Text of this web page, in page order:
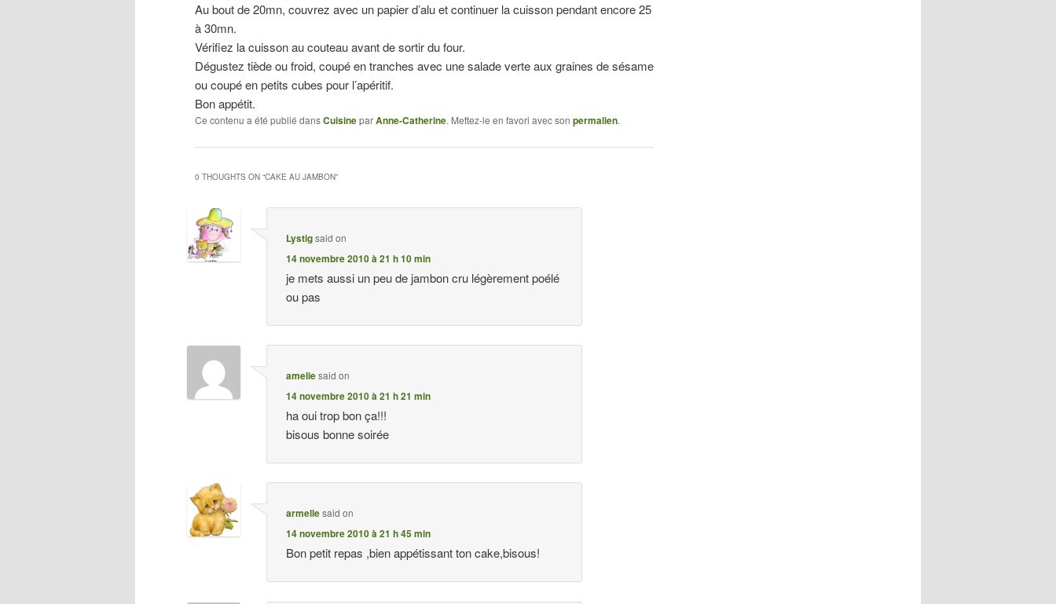
Au bout de 20mn, couvrez avec un papier d’alu et continuer la cuisson pendant encore 25
à 30mn.
Vérifiez la cuisson au couteau avant de sortir du four.
Dégustez tiède ou froid, coupé en tranches avec une salade verte aux graines de sésame
ou coupé en petits cubes pour l’apéritif.
Bon appétit.
Ce contenu a été publié dansCuisineparAnne-Catherine. Mettez-le en favori avec son permalien.
0 THOUGHTS ON “CAKE AU JAMBON”
Lystigsaid on
14 novembre 2010 à 21 h 10 min
je mets aussi un peu de jambon cru légèrement poélé
ou pas
ameliesaid on
14 novembre 2010 à 21 h 21 min
ha oui trop bon ça!!!
bisous bonne soirée
armellesaid on
14 novembre 2010 à 21 h 45 min
Bon petit repas ,bien appétissant ton cake,bisous!